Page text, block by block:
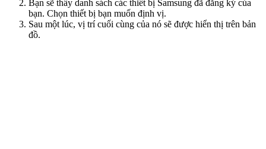
Bạn sẽ thấy danh sách các thiết bị Samsung đã đăng ký của
bạn. Chọn thiết bị bạn muốn định vị.
Sau một lúc, vị trí cuối cùng của nó sẽ được hiển thị trên bản
đồ.